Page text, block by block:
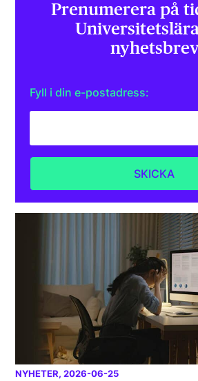
Prenumerera på
nyhetsbrev
Fyll i din e-postadress:
NYHETER, 2026-06-25